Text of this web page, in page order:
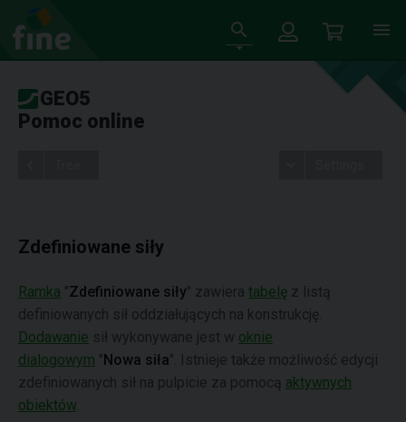
GEO5
Pomoc online
Zdefiniowane siły
Ramka "Zdefiniowane siły" zawiera tabelę z listą
definiowanych sił oddziałujących na konstrukcję.
Dodawanie sił wykonywane jest w oknie
dialogowym "Nowa siła". Istnieje także możliwość edycji
zdefiniowanych sił na pulpicie za pomocą aktywnych
obiektów